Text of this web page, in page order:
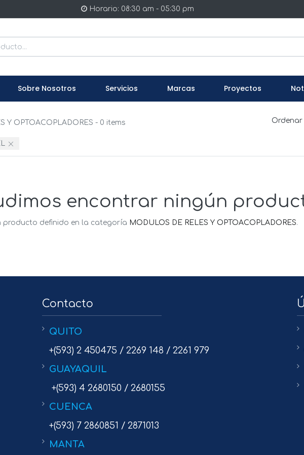
Horario: 08:30 am - 05:30 pm
Sobre Nosotros Servicios Marcas Proyectos
Y OPTOACOPLADORES - 0 items Ordenar
encontrar ningún
producto definido en la categoría MODULOS DE RELES Y OPTOACOPLADORES.
Contacto
QUITO
+(593) 2 450475 / 2269 148 / 2261 979
GUAYAQUIL
+(593) 4 2680150 / 2680155
CUENCA
+(593) 7 2860851 / 2871013
MANTA